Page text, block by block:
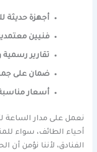
أجهزة حديثة
فنيين
تقارير
ضمان على
أسعار
نعمل على مدار الساعة
أحياء الطائف، سواء
الفنادق، لأننا نؤمن أن